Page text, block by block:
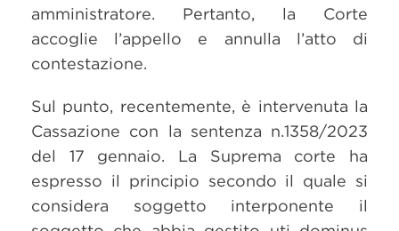
amministratore. Pertanto, la Corte
accoglie l’appello e annulla l’atto di
contestazione.
Sul punto, recentemente, è intervenuta la
Cassazione con la sentenza n.1358/2023
del 17 gennaio. La Suprema corte ha
espresso il principio secondo il quale si
considera soggetto interponente il